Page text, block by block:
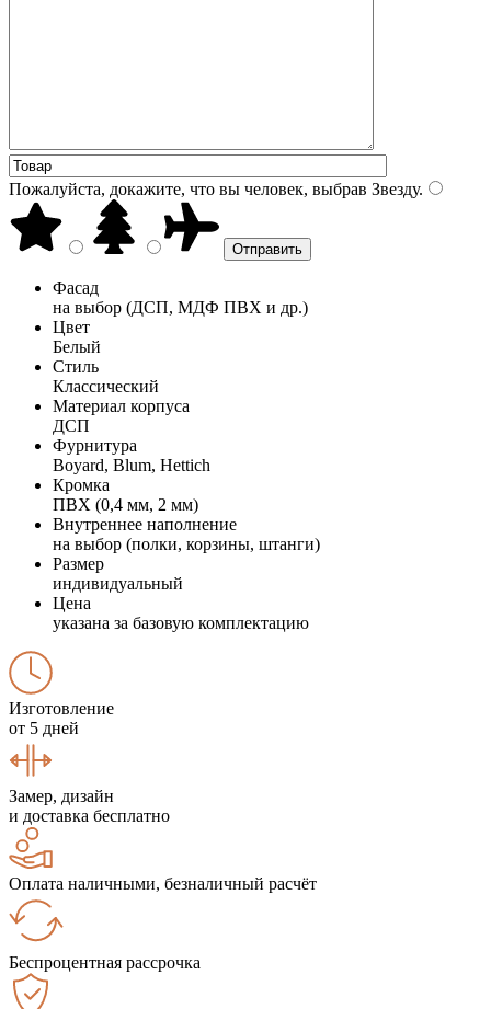
Пожалуйста, докажите, что вы человек, выбрав Звезду.
Фасад
на выбор (ДСП, МДФ ПВХ и др.)
Цвет
Белый
Стиль
Классический
Материал корпуса
ДСП
Фурнитура
Boyard, Blum, Hettich
Кромка
ПВХ (0,4 мм, 2 мм)
Внутреннее наполнение
на выбор (полки, корзины, штанги)
Размер
индивидуальный
Цена
указана за базовую комплектацию
Изготовление
от 5 дней
Замер, дизайн
и доставка бесплатно
Оплата наличными, безналичный расчёт
Беспроцентная рассрочка